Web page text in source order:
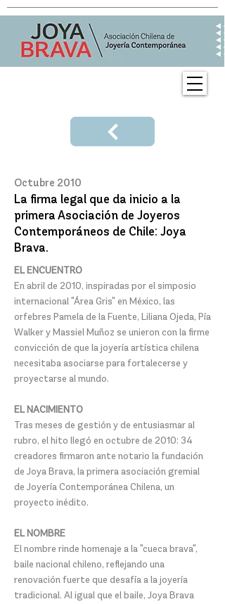
Octubre 2010
La firma legal que da inicio a la
primera Asociación de Joyeros
Contemporáneos de Chile: Joya
Brava.
EL ENCUENTRO​​
En abril de 2010, inspiradas por el simposio
internacional "Área Gris" en México, las
orfebres Pamela de la Fuente, Liliana Ojeda, Pía
Walker y Massiel Muñoz se unieron con la firme
convicción de que la joyería artística chilena
necesitaba asociarse para fortalecerse y
proyectarse al mundo.
EL NACIMIENTO
Tras meses de gestión y de entusiasmar al
rubro, el hito llegó en octubre de 2010: 34
creadores firmaron ante notario la fundación
de Joya Brava, la primera asociación gremial
de Joyería Contemporánea Chilena, un
proyecto inédito.
EL NOMBRE
El nombre rinde homenaje a la "cueca brava",
baile nacional chileno, reflejando una
renovación fuerte que desafía a la joyería
tradicional. Al igual que el baile, Joya Brava